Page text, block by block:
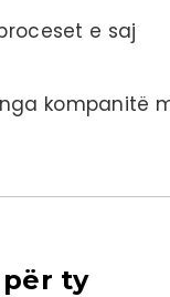
e saj
kompanitë
ty